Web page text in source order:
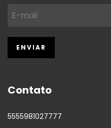
Contato
5555981027777